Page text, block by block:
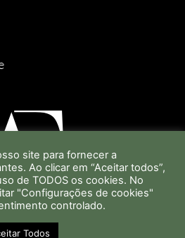
site para fornecer a
Ao clicar em “Aceitar todos”,
de TODOS os cookies. No
"Configurações de cookies"
controlado.
Todos